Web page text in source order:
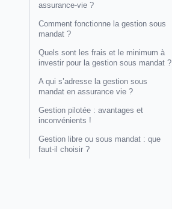
assurance-vie ?
Comment fonctionne la gestion sous
mandat ?
Quels sont les frais et le minimum à
investir pour la gestion sous mandat ?
A qui s’adresse la gestion sous
mandat en assurance vie ?
Gestion pilotée : avantages et
inconvénients !
Gestion libre ou sous mandat : que
faut-il choisir ?